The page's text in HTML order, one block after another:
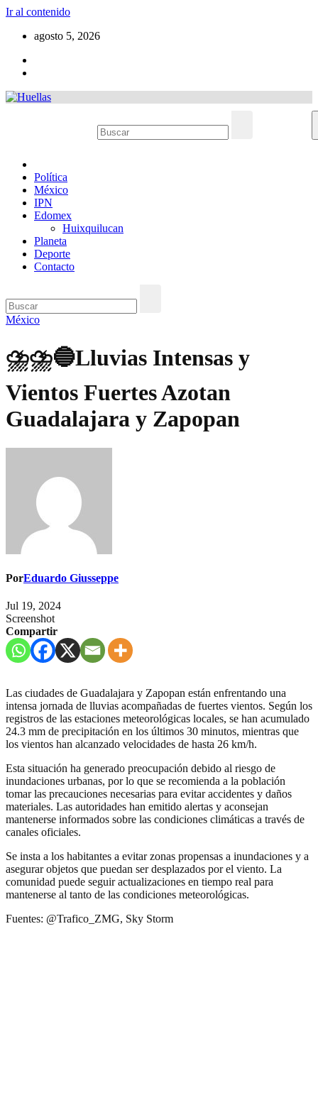
Ir al contenido
agosto 5, 2026
Política
México
IPN
Edomex
Huixquilucan
Planeta
Deporte
Contacto
México
⛈️⛈️🔵Lluvias Intensas y
Vientos Fuertes Azotan
Guadalajara y Zapopan
PorEduardo Giusseppe
Jul 19, 2024
Screenshot
Compartir
Las ciudades de Guadalajara y Zapopan están enfrentando una
intensa jornada de lluvias acompañadas de fuertes vientos. Según los
registros de las estaciones meteorológicas locales, se han acumulado
24.3 mm de precipitación en los últimos 30 minutos, mientras que
los vientos han alcanzado velocidades de hasta 26 km/h.
Esta situación ha generado preocupación debido al riesgo de
inundaciones urbanas, por lo que se recomienda a la población
tomar las precauciones necesarias para evitar accidentes y daños
materiales. Las autoridades han emitido alertas y aconsejan
mantenerse informados sobre las condiciones climáticas a través de
canales oficiales.
Se insta a los habitantes a evitar zonas propensas a inundaciones y a
asegurar objetos que puedan ser desplazados por el viento. La
comunidad puede seguir actualizaciones en tiempo real para
mantenerse al tanto de las condiciones meteorológicas.
Fuentes: @Trafico_ZMG, Sky Storm